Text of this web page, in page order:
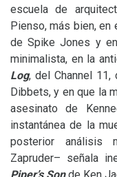
escuela de
Pienso, más bien,
de Spike Jones y
minimalista, en la
Log, del Channel 11,
Dibbets, y en que la
asesinato de
instantánea de la
posterior análisis
Zapruder– señala